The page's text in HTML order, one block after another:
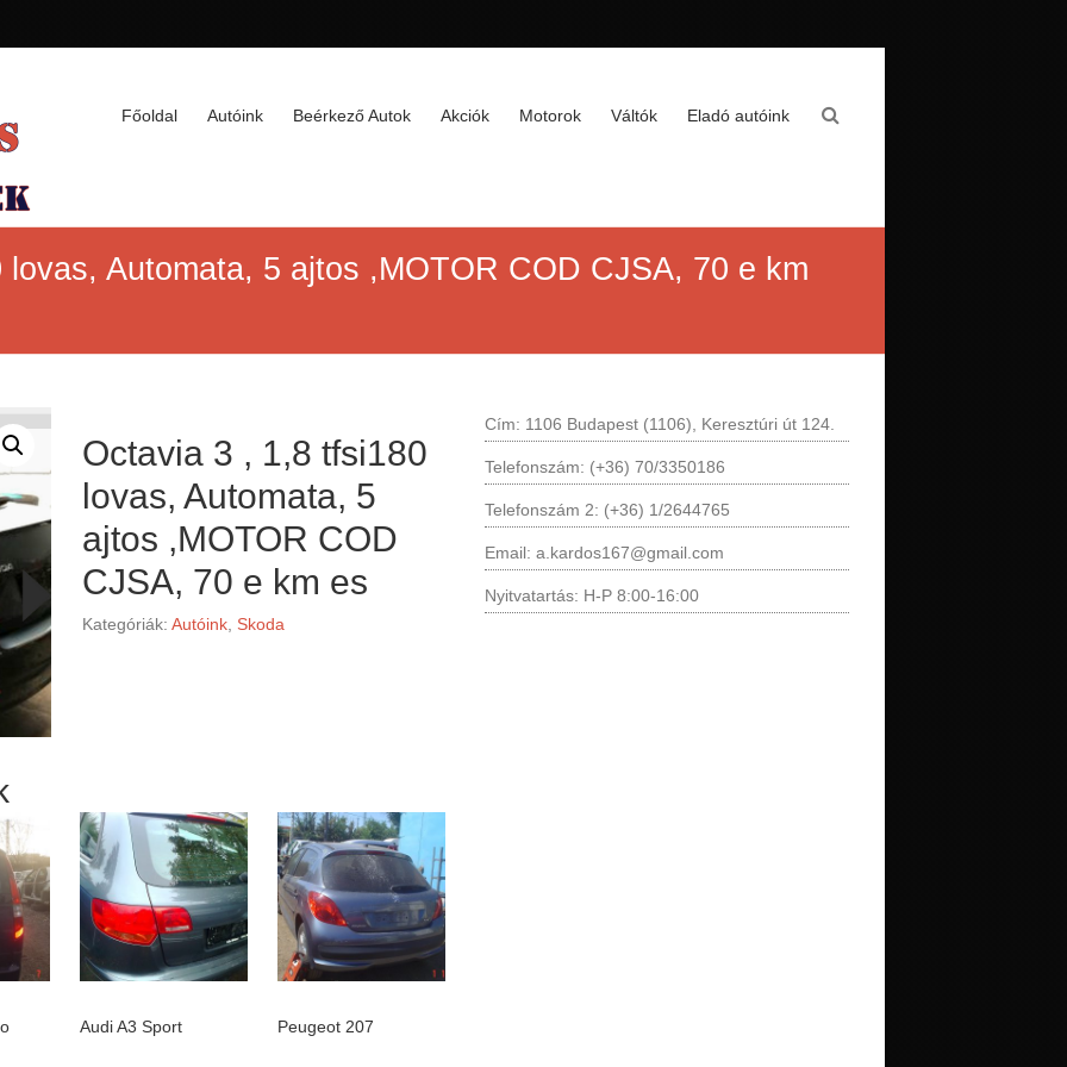
Főoldal Autóink Beérkező Autok Akciók Motorok Váltók Eladó autóink
Automata, 5 ajtos ,MOTOR COD CJSA, 70 e km
Octavia 3 , 1,8 tfsi180
lovas, Automata, 5
ajtos ,MOTOR COD
CJSA, 70 e km es
Kategóriák: Autóink, Skoda
Audi A3 Sport Peugeot 207
Cím: 1106 Budapest (1106), Keresztúri út 124.
Telefonszám: (+36) 70/3350186
Telefonszám 2: (+36) 1/2644765
Email: a.kardos167@gmail.com
Nyitvatartás: H-P 8:00-16:00